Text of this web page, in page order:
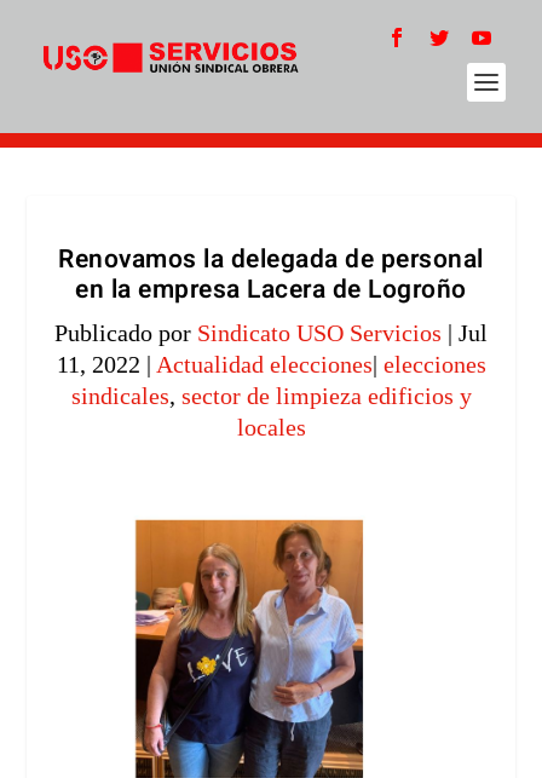
Renovamos la delegada de personal
en la empresa Lacera de Logroño
Publicado por Sindicato USO Servicios | Jul
11, 2022 | Actualidad elecciones| elecciones
sindicales, sector de limpieza edificios y
locales